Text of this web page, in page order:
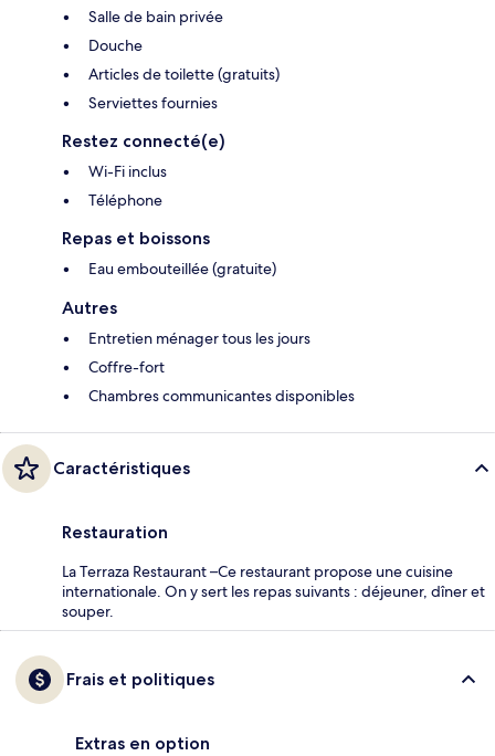
Salle de bain privée
Douche
Articles de toilette (gratuits)
Serviettes fournies
Restez connecté(e)
Wi-Fi inclus
Téléphone
Repas et boissons
Eau embouteillée (gratuite)
Autres
Entretien ménager tous les jours
Coffre-fort
Chambres communicantes disponibles
Caractéristiques
Restauration
La Terraza Restaurant –Ce restaurant propose une cuisine
internationale. On y sert les repas suivants : déjeuner, dîner et
souper.
Frais et politiques
Extras en option